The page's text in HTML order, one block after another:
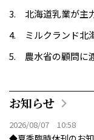
北海道乳業が主
ミルクランド北
農水省の顧問に
お知らせ
2026/08/07 10:58